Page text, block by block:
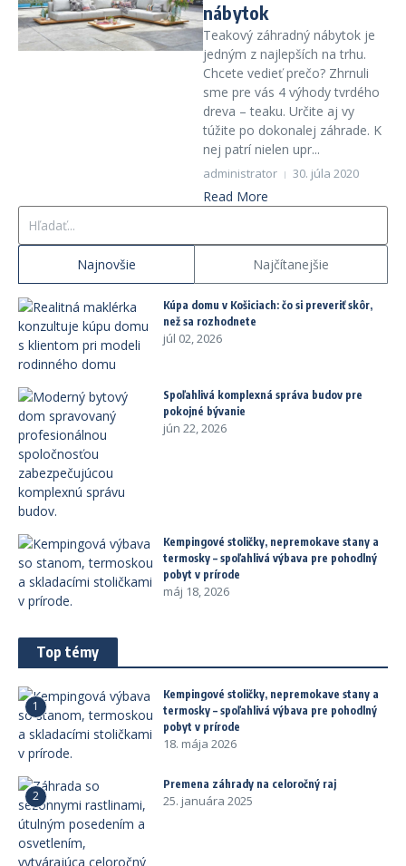
nábytok
Teakový záhradný nábytok je
jedným z najlepších na trhu.
Chcete vedieť prečo? Zhrnuli
sme pre vás 4 výhody tvrdého
dreva – teaku. Určite aj vy
túžite po dokonalej záhrade. K
nej patrí nielen upr...
administrator 30. júla 2020
Read More
Najnovšie Najčítanejšie
Kúpa domu v Košiciach: čo si preveriť skôr,
než sa rozhodnete
júl 02, 2026
Spoľahlivá komplexná správa budov pre
pokojné bývanie
jún 22, 2026
Kempingové stoličky, nepremokave stany a
termosky – spoľahlivá výbava pre pohodlný
pobyt v prírode
máj 18, 2026
Top témy
1
Kempingové stoličky, nepremokave stany a
termosky – spoľahlivá výbava pre pohodlný
pobyt v prírode
18. mája 2026
2
Premena záhrady na celoročný raj
25. januára 2025